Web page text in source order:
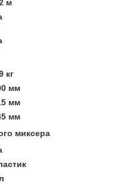
м
кг
мм
мм
мм
миксера